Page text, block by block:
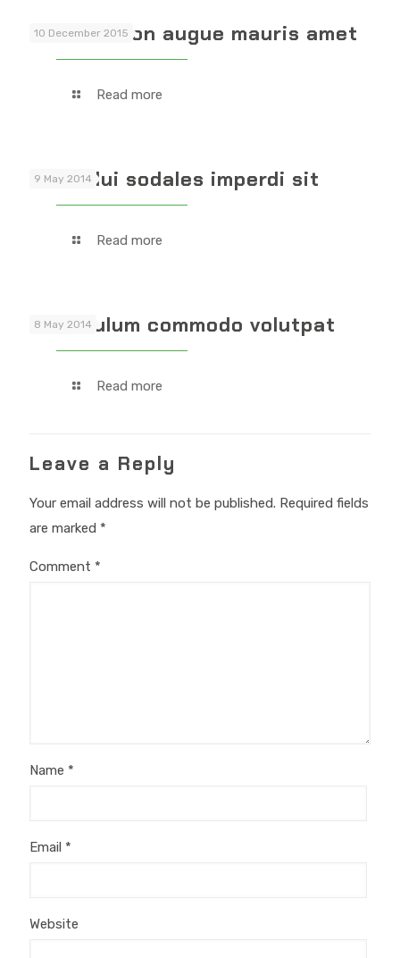
10 December 2015
Vivamus non augue mauris amet
Read more
9 May 2014
Proin dui sodales imperdi sit
Read more
8 May 2014
Vestibulum commodo volutpat
Read more
Leave a Reply
Your email address will not be published. Required fields
are marked *
Comment *
Name *
Email *
Website